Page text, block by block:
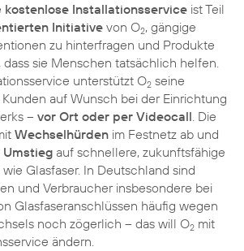
kostenlose Installationsservice ist Teil
Initiative von O2, gängige
zu hinterfragen und Produkte
dass sie Menschen tatsächlich helfen.
unterstützt O2 seine
auf Wunsch bei der Einrichtung
– vor Ort oder per Videocall. Die
Wechselhürden im Festnetz ab und
Umstieg auf schnellere, zukunftsfähige
Glasfaser. In Deutschland sind
und Verbraucher insbesondere bei
Glasfaseranschlüssen häufig wegen
noch zögerlich – das will O2 mit
ändern.